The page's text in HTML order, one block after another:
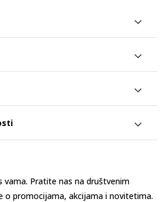
vama. Pratite nas na društvenim
o promocijama, akcijama i novitetima.